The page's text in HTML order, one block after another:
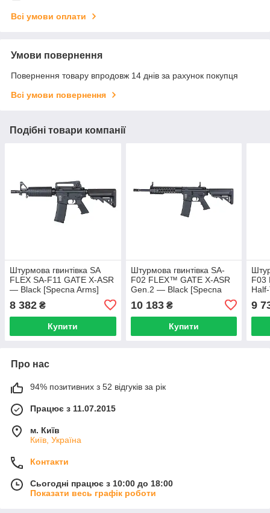
Всі умови оплати
Умови повернення
Повернення товару впродовж 14 днів за рахунок покупця
Всі умови повернення
Подібні товари компанії
Штурмова гвинтівка SA
FLEX SA-F11 GATE X-ASR
— Black [Specna Arms]
8 382 ₴
Купити
Штурмова гвинтівка SA-
F02 FLEX™ GATE X-ASR
Gen.2 — Black [Specna
10 183₴
Купити
F03
9
Про нас
94% позитивних з 52 відгуків за рік
Працює з 11.07.2015
м. Київ
Київ, Україна
Контакти
Сьогодні працює з 10:00 до 18:00
Показати весь графік роботи